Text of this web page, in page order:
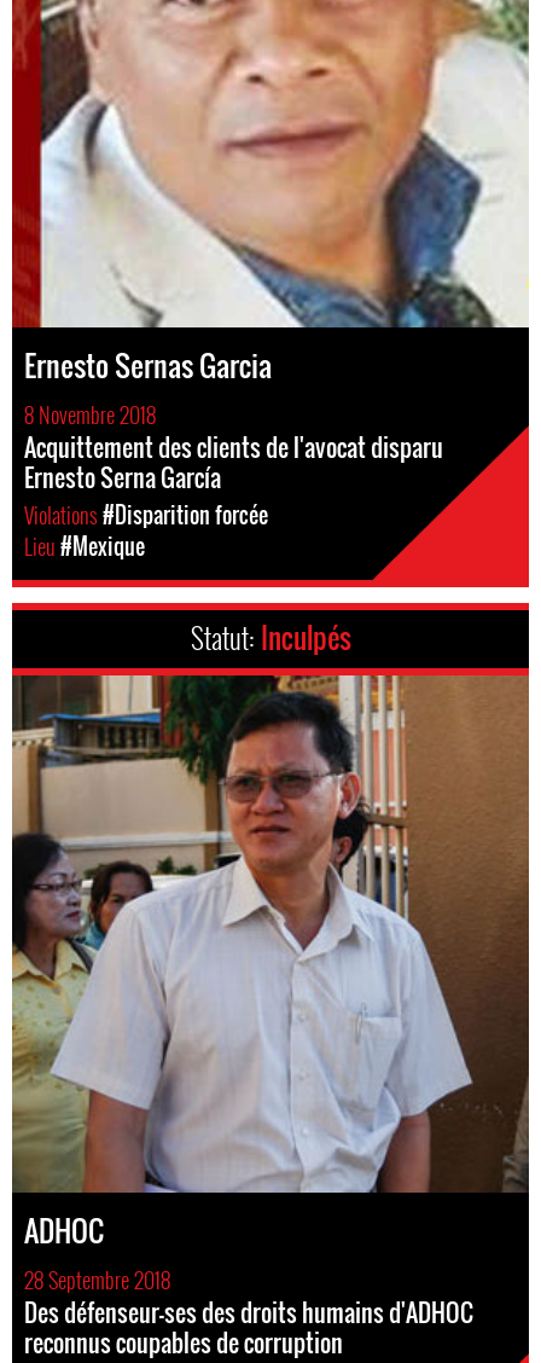
Ernesto Sernas Garcia
8 Novembre 2018
Acquittement des clients de l'avocat disparu
Ernesto Serna García
Violations#Disparition forcée
Lieu#Mexique
Statut: Inculpés
ADHOC
28 Septembre 2018
Des défenseur-ses des droits humains d'ADHOC
reconnus coupables de corruption